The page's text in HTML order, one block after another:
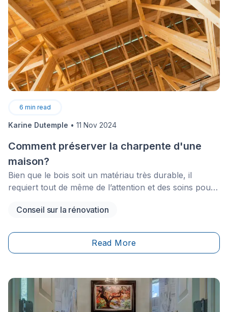
des occupants.
6 min read
Karine Dutemple • 11 Nov 2024
Comment préserver la charpente d'une
maison?
Bien que le bois soit un matériau très durable, il
requiert tout de même de l’attention et des soins pour
beaucoup de bois dans votre maison, il serait
soin. Plus spécifiquement, si les éléments structuraux
de votre maison sont faits en bois, alors ils auront
Conseil sur la rénovation
Read More